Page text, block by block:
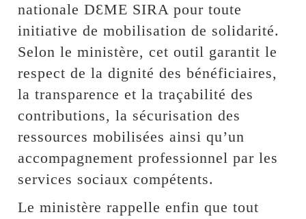
nationale DƐME SIRA pour toute
initiative de mobilisation de solidarité.
Selon le ministère, cet outil garantit le
respect de la dignité des bénéficiaires,
la transparence et la traçabilité des
contributions, la sécurisation des
ressources mobilisées ainsi qu’un
accompagnement professionnel par les
services sociaux compétents.
Le ministère rappelle enfin que tout